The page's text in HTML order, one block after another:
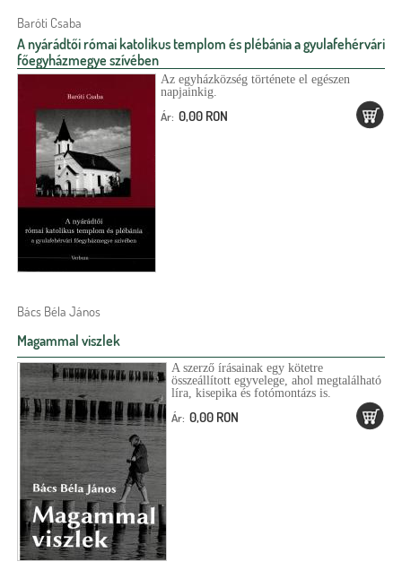
Baróti Csaba
A nyárádtői római katolikus templom és plébánia a gyulafehérvári
főegyházmegye szívében
Az egyházközség története el egészen
napjainkig.
Ár: 0,00 RON
Bács Béla János
Magammal viszlek
A szerző írásainak egy kötetre
összeállított egyvelege, ahol megtalálható
líra, kisepika és fotómontázs is.
Ár: 0,00 RON